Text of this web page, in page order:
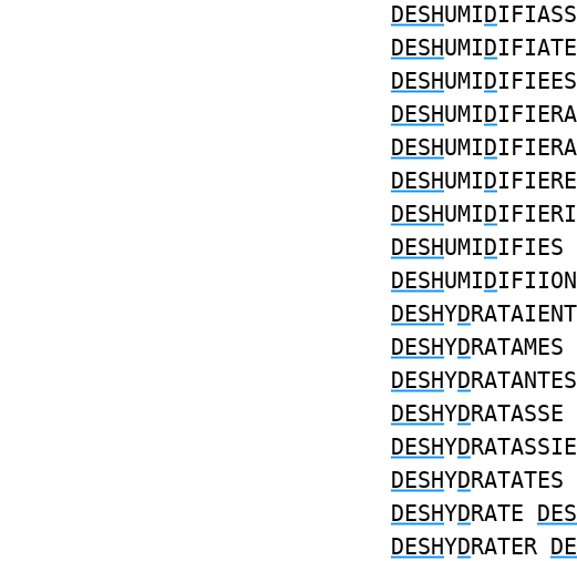
DESHUMID
DESHUMID
DESHUMIDIFIEES
DESHUMIDIFIERA
DESHUMID
DESHUMID
DESHUMID
DESHUMIDIFIES
DESHUMID
DESHYDRATAIENT
DESHYDRATAMES
DESHYDRATANTES
DESHYDRATASSE
DESHYD
DESHYDRATATES
DESHYDRATE
DESHYDRATER